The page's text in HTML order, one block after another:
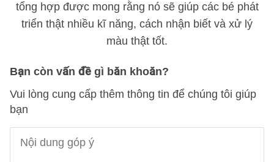
tổng hợp được mong rằng nó sẽ giúp các bé phát
triển thật nhiều kĩ năng, cách nhận biết và xử lý
màu thật tốt.
Bạn còn vấn đề gì băn khoăn?
Vui lòng cung cấp thêm thông tin để chúng tôi giúp
bạn